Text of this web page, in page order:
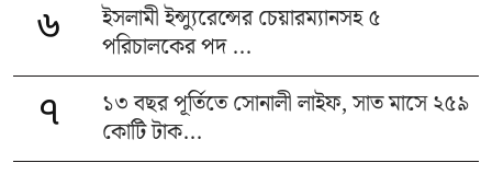
৬
ইসলামী ইন্স্যুরেন্সের চেয়ারম্যানসহ ৫
পরিচালকের পদ ...
৭
১৩ বছর পূর্তিতে সোনালী লাইফ, সাত মাসে ২৫৯
কোটি টাক...